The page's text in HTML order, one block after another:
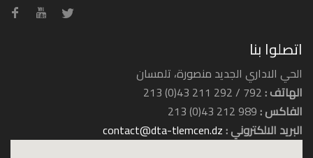
فندق الرياض
اتصلوا بنا
الحي الاداري الجديد منصورة، تلمسان
الهاتف :792 / 292 211 43(0) 213
الفاكس :989 212 43(0) 213
البريد الالكتروني :contact@dta-tlemcen.dz